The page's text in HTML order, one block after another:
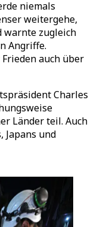
niemals
weitergehe,
warnte zugleich
Angriffe.
auch über
Charles
Länder teil. Auch
Japans und